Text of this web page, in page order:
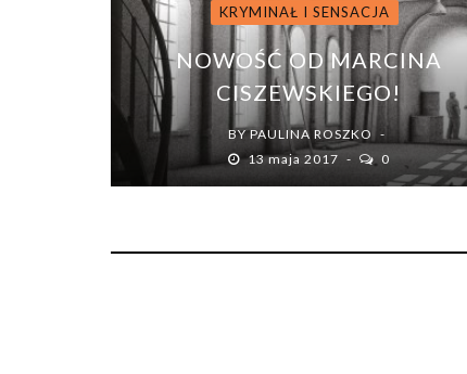
KRYMINAŁ I SENSACJA
NOWOŚĆ OD MARCINA
CISZEWSKIEGO!
BYPAULINA ROSZKO
13 maja 2017
0